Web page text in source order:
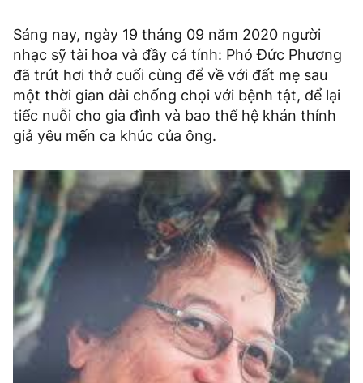
Sáng nay, ngày 19 tháng 09 năm 2020 người
nhạc sỹ tài hoa và đầy cá tính: Phó Đức Phương
đã trút hơi thở cuối cùng để về với đất mẹ sau
một thời gian dài chống chọi với bệnh tật, để lại
tiếc nuỗi cho gia đình và bao thế hệ khán thính
giả yêu mến ca khúc của ông.